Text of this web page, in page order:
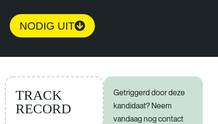
NODIG UIT
Getriggerd door deze
kandidaat? Neem
vandaag nog contact
TRACK
RECORD